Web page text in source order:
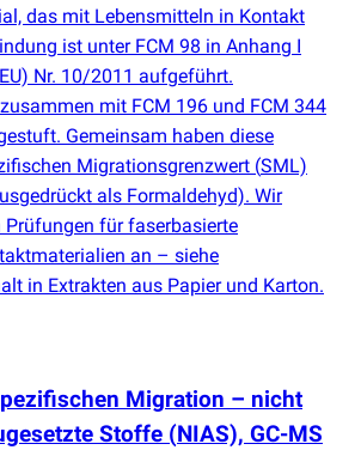
das mit Lebensmitteln in Kontakt
ist unter FCM 98 in Anhang I
EU) Nr. 10/2011 aufgeführt.
mit FCM 196 und FCM 344
Gemeinsam haben diese
Migrationsgrenzwert (SML)
als Formaldehyd). Wir
Prüfungen für faserbasierte
an – siehe
in Extrakten aus Papier und Karton.
Migration – nicht
Stoffe (NIAS), GC-MS